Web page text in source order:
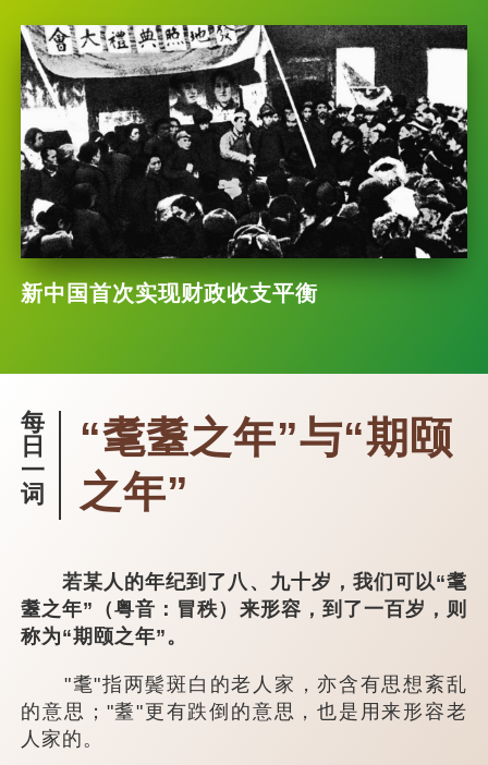
新中国首次实现财政收支平衡
每
日
一
词
“耄耋之年”与“期颐
之年”
若某人的年纪到了八、九十岁，我们可以“耄
耋之年”（粤音：冒秩）来形容，到了一百岁，则
称为“期颐之年”。
"耄"指两鬓斑白的老人家，亦含有思想紊乱
的意思；"耋"更有跌倒的意思，也是用来形容老
人家的。